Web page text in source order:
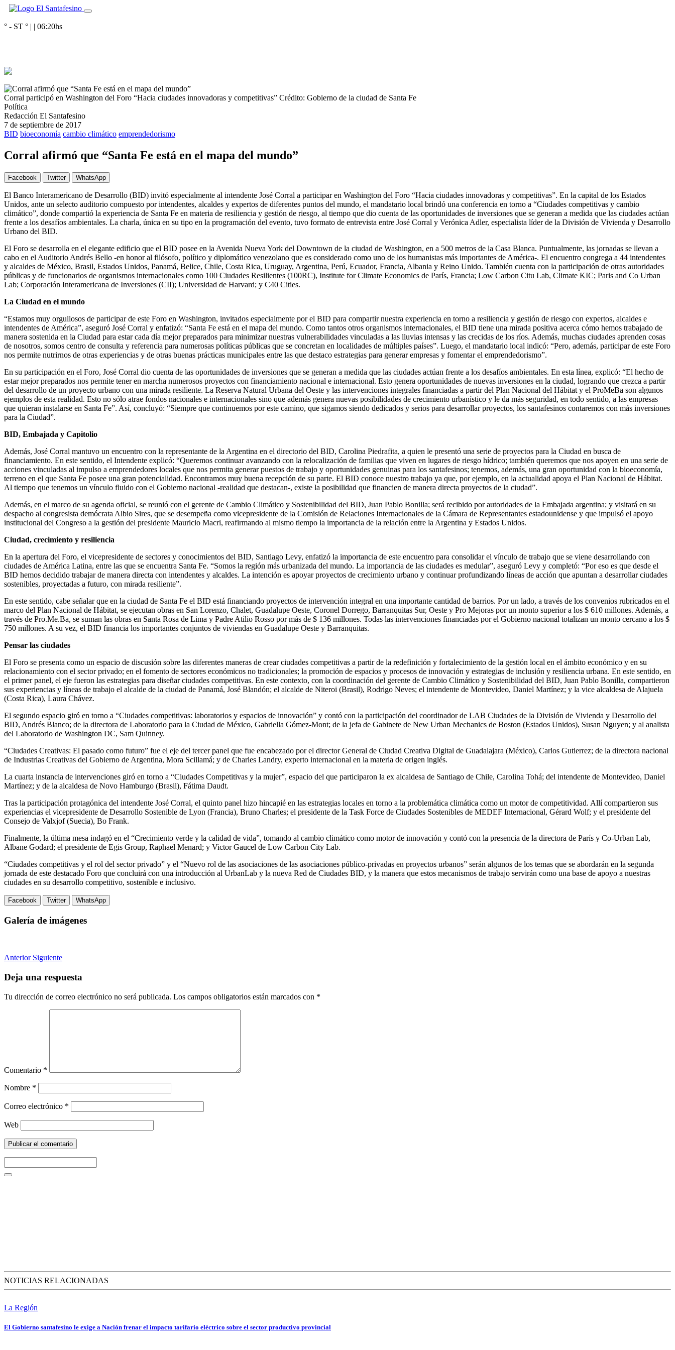
° - ST ° | | 06:20hs
Corral participó en Washington del Foro “Hacia ciudades innovadoras y competitivas” Crédito: Gobierno de la ciudad de Santa Fe
Política
Redacción El Santafesino
7 de septiembre de 2017
BID bioeconomía cambio climático emprendedorismo
Corral afirmó que “Santa Fe está en el mapa del mundo”
Facebook Twitter WhatsApp
El Banco Interamericano de Desarrollo (BID) invitó especialmente al intendente José Corral a participar en Washington del Foro “Hacia ciudades innovadoras y competitivas”. En la capital de los Estados
Unidos, ante un selecto auditorio compuesto por intendentes, alcaldes y expertos de diferentes puntos del mundo, el mandatario local brindó una conferencia en torno a “Ciudades competitivas y cambio
climático”, donde compartió la experiencia de Santa Fe en materia de resiliencia y gestión de riesgo, al tiempo que dio cuenta de las oportunidades de inversiones que se generan a medida que las ciudades actúan
frente a los desafíos ambientales. La charla, única en su tipo en la programación del evento, tuvo formato de entrevista entre José Corral y Verónica Adler, especialista líder de la División de Vivienda y Desarrollo
Urbano del BID.
El Foro se desarrolla en el elegante edificio que el BID posee en la Avenida Nueva York del Downtown de la ciudad de Washington, en a 500 metros de la Casa Blanca. Puntualmente, las jornadas se llevan a
cabo en el Auditorio Andrés Bello -en honor al filósofo, político y diplomático venezolano que es considerado como uno de los humanistas más importantes de América-. El encuentro congrega a 44 intendentes
y alcaldes de México, Brasil, Estados Unidos, Panamá, Belice, Chile, Costa Rica, Uruguay, Argentina, Perú, Ecuador, Francia, Albania y Reino Unido. También cuenta con la participación de otras autoridades
públicas y de funcionarios de organismos internacionales como 100 Ciudades Resilientes (100RC), Institute for Climate Economics de París, Francia; Low Carbon Citu Lab, Climate KIC; Paris and Co Urban
Lab; Corporación Interamericana de Inversiones (CII); Universidad de Harvard; y C40 Cities.
La Ciudad en el mundo
“Estamos muy orgullosos de participar de este Foro en Washington, invitados especialmente por el BID para compartir nuestra experiencia en torno a resiliencia y gestión de riesgo con expertos, alcaldes e
intendentes de América”, aseguró José Corral y enfatizó: “Santa Fe está en el mapa del mundo. Como tantos otros organismos internacionales, el BID tiene una mirada positiva acerca cómo hemos trabajado de
manera sostenida en la Ciudad para estar cada día mejor preparados para minimizar nuestras vulnerabilidades vinculadas a las lluvias intensas y las crecidas de los ríos. Además, muchas ciudades aprenden cosas
de nosotros, somos centro de consulta y referencia para numerosas políticas públicas que se concretan en localidades de múltiples países”. Luego, el mandatario local indicó: “Pero, además, participar de este Foro
nos permite nutrirnos de otras experiencias y de otras buenas prácticas municipales entre las que destaco estrategias para generar empresas y fomentar el emprendedorismo”.
En su participación en el Foro, José Corral dio cuenta de las oportunidades de inversiones que se generan a medida que las ciudades actúan frente a los desafíos ambientales. En esta línea, explicó: “El hecho de
estar mejor preparados nos permite tener en marcha numerosos proyectos con financiamiento nacional e internacional. Esto genera oportunidades de nuevas inversiones en la ciudad, logrando que crezca a partir
del desarrollo de un proyecto urbano con una mirada resiliente. La Reserva Natural Urbana del Oeste y las intervenciones integrales financiadas a partir del Plan Nacional del Hábitat y el ProMeBa son algunos
ejemplos de esta realidad. Esto no sólo atrae fondos nacionales e internacionales sino que además genera nuevas posibilidades de crecimiento urbanístico y le da más seguridad, en todo sentido, a las empresas
que quieran instalarse en Santa Fe”. Así, concluyó: “Siempre que continuemos por este camino, que sigamos siendo dedicados y serios para desarrollar proyectos, los santafesinos contaremos con más inversiones
para la Ciudad”.
BID, Embajada y Capitolio
Además, José Corral mantuvo un encuentro con la representante de la Argentina en el directorio del BID, Carolina Piedrafita, a quien le presentó una serie de proyectos para la Ciudad en busca de
financiamiento. En este sentido, el Intendente explicó: “Queremos continuar avanzando con la relocalización de familias que viven en lugares de riesgo hídrico; también queremos que nos apoyen en una serie de
acciones vinculadas al impulso a emprendedores locales que nos permita generar puestos de trabajo y oportunidades genuinas para los santafesinos; tenemos, además, una gran oportunidad con la bioeconomía,
terreno en el que Santa Fe posee una gran potencialidad. Encontramos muy buena recepción de su parte. El BID conoce nuestro trabajo ya que, por ejemplo, en la actualidad apoya el Plan Nacional de Hábitat.
Al tiempo que tenemos un vínculo fluido con el Gobierno nacional -realidad que destacan-, existe la posibilidad que financien de manera directa proyectos de la ciudad”.
Además, en el marco de su agenda oficial, se reunió con el gerente de Cambio Climático y Sostenibilidad del BID, Juan Pablo Bonilla; será recibido por autoridades de la Embajada argentina; y visitará en su
despacho al congresista demócrata Albio Sires, que se desempeña como vicepresidente de la Comisión de Relaciones Internacionales de la Cámara de Representantes estadounidense y que impulsó el apoyo
institucional del Congreso a la gestión del presidente Mauricio Macri, reafirmando al mismo tiempo la importancia de la relación entre la Argentina y Estados Unidos.
Ciudad, crecimiento y resiliencia
En la apertura del Foro, el vicepresidente de sectores y conocimientos del BID, Santiago Levy, enfatizó la importancia de este encuentro para consolidar el vínculo de trabajo que se viene desarrollando con
ciudades de América Latina, entre las que se encuentra Santa Fe. “Somos la región más urbanizada del mundo. La importancia de las ciudades es medular”, aseguró Levy y completó: “Por eso es que desde el
BID hemos decidido trabajar de manera directa con intendentes y alcaldes. La intención es apoyar proyectos de crecimiento urbano y continuar profundizando líneas de acción que apuntan a desarrollar ciudades
sostenibles, proyectadas a futuro, con mirada resiliente”.
En este sentido, cabe señalar que en la ciudad de Santa Fe el BID está financiando proyectos de intervención integral en una importante cantidad de barrios. Por un lado, a través de los convenios rubricados en el
marco del Plan Nacional de Hábitat, se ejecutan obras en San Lorenzo, Chalet, Guadalupe Oeste, Coronel Dorrego, Barranquitas Sur, Oeste y Pro Mejoras por un monto superior a los $ 610 millones. Además, a
través de Pro.Me.Ba, se suman las obras en Santa Rosa de Lima y Padre Atilio Rosso por más de $ 136 millones. Todas las intervenciones financiadas por el Gobierno nacional totalizan un monto cercano a los $
750 millones. A su vez, el BID financia los importantes conjuntos de viviendas en Guadalupe Oeste y Barranquitas.
Pensar las ciudades
El Foro se presenta como un espacio de discusión sobre las diferentes maneras de crear ciudades competitivas a partir de la redefinición y fortalecimiento de la gestión local en el ámbito económico y en su
relacionamiento con el sector privado; en el fomento de sectores económicos no tradicionales; la promoción de espacios y procesos de innovación y estrategias de inclusión y resiliencia urbana. En este sentido, en
el primer panel, el eje fueron las estrategias para diseñar ciudades competitivas. En este contexto, con la coordinación del gerente de Cambio Climático y Sostenibilidad del BID, Juan Pablo Bonilla, compartieron
sus experiencias y líneas de trabajo el alcalde de la ciudad de Panamá, José Blandón; el alcalde de Niteroi (Brasil), Rodrigo Neves; el intendente de Montevideo, Daniel Martínez; y la vice alcaldesa de Alajuela
(Costa Rica), Laura Chávez.
El segundo espacio giró en torno a “Ciudades competitivas: laboratorios y espacios de innovación” y contó con la participación del coordinador de LAB Ciudades de la División de Vivienda y Desarrollo del
BID, Andrés Blanco; de la directora de Laboratorio para la Ciudad de México, Gabriella Gómez-Mont; de la jefa de Gabinete de New Urban Mechanics de Boston (Estados Unidos), Susan Nguyen; y al analista
del Laboratorio de Washington DC, Sam Quinney.
“Ciudades Creativas: El pasado como futuro” fue el eje del tercer panel que fue encabezado por el director General de Ciudad Creativa Digital de Guadalajara (México), Carlos Gutierrez; de la directora nacional
de Industrias Creativas del Gobierno de Argentina, Mora Scillamá; y de Charles Landry, experto internacional en la materia de origen inglés.
La cuarta instancia de intervenciones giró en torno a “Ciudades Competitivas y la mujer”, espacio del que participaron la ex alcaldesa de Santiago de Chile, Carolina Tohá; del intendente de Montevideo, Daniel
Martínez; y de la alcaldesa de Novo Hamburgo (Brasil), Fátima Daudt.
Tras la participación protagónica del intendente José Corral, el quinto panel hizo hincapié en las estrategias locales en torno a la problemática climática como un motor de competitividad. Allí compartieron sus
experiencias el vicepresidente de Desarrollo Sostenible de Lyon (Francia), Bruno Charles; el presidente de la Task Force de Ciudades Sostenibles de MEDEF Internacional, Gérard Wolf; y el presidente del
Consejo de Valxjof (Suecia), Bo Frank.
Finalmente, la última mesa indagó en el “Crecimiento verde y la calidad de vida”, tomando al cambio climático como motor de innovación y contó con la presencia de la directora de París y Co-Urban Lab,
Albane Godard; el presidente de Egis Group, Raphael Menard; y Victor Gaucel de Low Carbon City Lab.
“Ciudades competitivas y el rol del sector privado” y el “Nuevo rol de las asociaciones de las asociaciones público-privadas en proyectos urbanos” serán algunos de los temas que se abordarán en la segunda
jornada de este destacado Foro que concluirá con una introducción al UrbanLab y la nueva Red de Ciudades BID, y la manera que estos mecanismos de trabajo servirán como una base de apoyo a nuestras
ciudades en su desarrollo competitivo, sostenible e inclusivo.
Facebook Twitter WhatsApp
Galería de imágenes
Anterior Siguiente
Deja una respuesta
Tu dirección de correo electrónico no será publicada. Los campos obligatorios están marcados con *
Comentario *
Nombre *
Correo electrónico *
Web
NOTICIAS RELACIONADAS
La Región
El Gobierno santafesino le exige a Nación frenar el impacto tarifario eléctrico sobre el sector productivo provincial